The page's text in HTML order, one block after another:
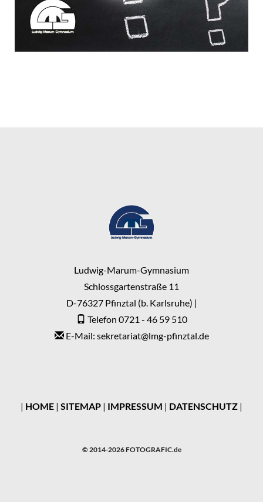
Ludwig-Marum-Gymnasium
Schlossgartenstraße 11
D-76327 Pfinztal (b. Karlsruhe) |
Telefon 0721 - 46 59 510
E-Mail: sekretariat@lmg-pfinztal.de
| HOME | SITEMAP | IMPRESSUM | DATENSCHUTZ |
© 2014-2026 FOTOGRAFIC.de